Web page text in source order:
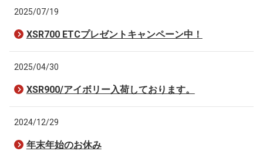
2025/07/19
XSR700 ETCプレゼントキャンペーン中！
2025/04/30
XSR900/アイボリー入荷しております。
2024/12/29
年末年始のお休み